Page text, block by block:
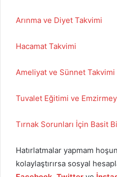
Arınma ve Diyet Takvimi
Hacamat Takvimi
Ameliyat ve Sünnet Takvimi
Tuvalet Eğitimi ve
Tırnak Sorunları İçin Basit
Hatırlatmalar yapmam
kolaylaştırırsa sosyal